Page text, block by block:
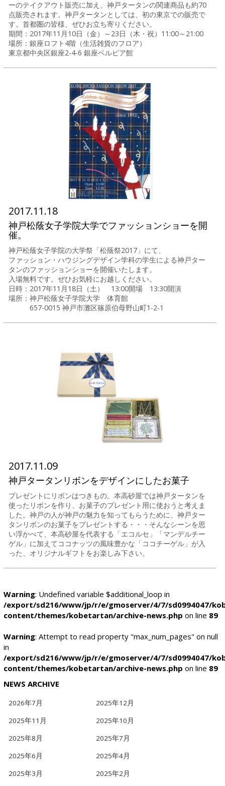
ーのテイクアウト販売に加え、神戸タータンの関連商品も約70
点販売されます。神戸タータンとしては、初の東京での販売で
す。首都圏の皆様、ぜひお立ち寄りください。
期間：2017年11月10日（金）～23日（木・祝）11:00～21:00
場所：銀座ロフト4階（生活雑貨のフロア）
東京都中央区銀座2-4-6 銀座ベルビア館
2017.11.18
神戸松蔭女子学院大学でファッションショーを開
催。
神戸松蔭女子学院の大学祭「松蔭祭2017」にて、
ファッション・ハウジングデザイン学科の学生による神戸ター
タンのファッションショーを開催いたします。
入場無料です。ぜひお気軽にお越しください。
日時：2017年11月18日（土） 13:00開場 13:30開演
場所：神戸松蔭女子学院大学 体育館
657-0015 神戸市灘区篠原伯母野山町1-2-1
2017.11.09
神戸タータンリボンをデザインにしたお菓子
プレゼントにリボンはつきもの。本高砂屋では神戸タータンを
使ったリボンを作り、お菓子のプレゼント用に使おうと考えま
した。神戸の人が神戸の魅力を知ってもらうために、神戸ター
タンリボンのお菓子をプレゼントする・・・そんなシーンを思
い浮かべて、本高砂屋を代表する「エコルセ」「マンデルチー
ゲル」に加えてココナッツの風味豊かな「ココチーゲル」が入
った、オリジナルギフトをお楽しみ下さい。
Warning: Undefined variable $additional_loop in
/export/sd216/www/jp/r/e/gmoserver/4/7/sd0994047/
content/themes/kobetartan/archive-news.php on line 89
Warning: Attempt to read property "max_num_pages" on null
in
/export/sd216/www/jp/r/e/gmoserver/4/7/sd0994047/
content/themes/kobetartan/archive-news.php on line 89
NEWS ARCHIVE
2026年7月
2025年12月
2025年11月
2025年10月
2025年8月
2025年7月
2025年6月
2025年4月
2025年3月
2025年2月